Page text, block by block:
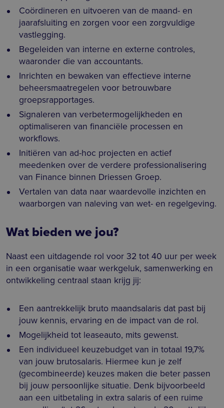
Coördineren en uitvoeren van de maand- en
jaarafsluiting en zorgen voor een zorgvuldige
vastlegging.
Begeleiden van interne en externe controles,
waaronder die van accountants.
Inrichten en bewaken van effectieve interne
beheersmaatregelen voor betrouwbare
groepsrapportages.
Signaleren van verbetermogelijkheden en
optimaliseren van financiële processen en
workflows.
Initiëren van ad-hoc projecten en actief
meedenken over de verdere professionalisering
van Finance binnen Driessen Groep.
Vertalen van data naar waardevolle inzichten en
waarborgen van naleving van wet- en regelgeving.
Wat bieden we jou?
Naast een uitdagende rol voor 32 tot 40 uur per week
in een organisatie waar werkgeluk, samenwerking en
ontwikkeling centraal staan krijg jij:
Een aantrekkelijk bruto maandsalaris dat past bij
jouw kennis, ervaring en de impact van de rol.
Mogelijkheid tot leaseauto, mits gewenst.
Een individueel keuzebudget van in totaal 19,7%
van jouw brutosalaris. Hiermee kun je zelf
(gecombineerde) keuzes maken die beter passen
bij jouw persoonlijke situatie. Denk bijvoorbeeld
aan een uitbetaling in extra salaris of een ruime